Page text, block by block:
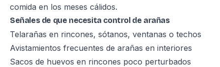
comida en los meses cálidos.
Señales de que necesita control de arañas
Telarañas en rincones, sótanos, ventanas o techos
Avistamientos frecuentes de arañas en interiores
Sacos de huevos en rincones poco perturbados